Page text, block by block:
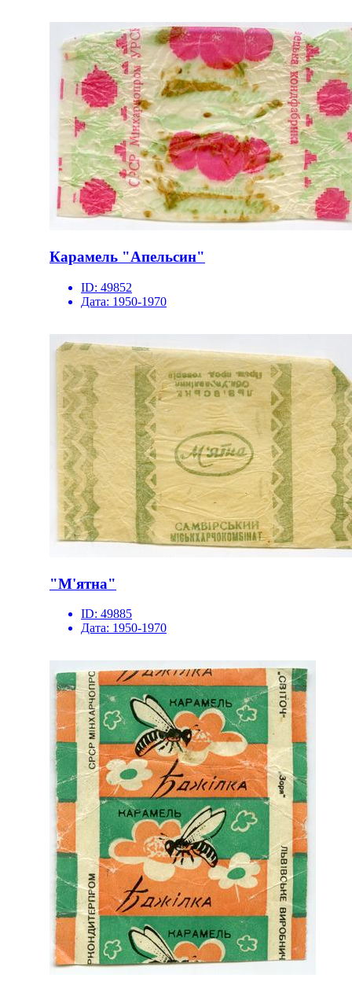
Карамель "Апельсин"
ID: 49852
Дата: 1950-1970
"М'ятна"
ID: 49885
Дата: 1950-1970